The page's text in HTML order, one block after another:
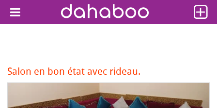
Salon en bon état avec rideau.